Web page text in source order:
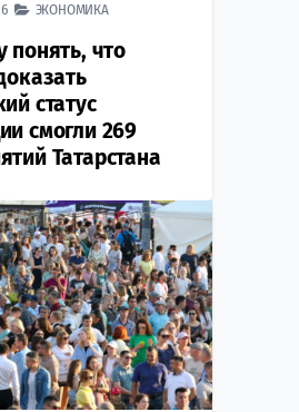
ЭКОНОМИКА
понять, что
статус
смогли 269
Татарстана